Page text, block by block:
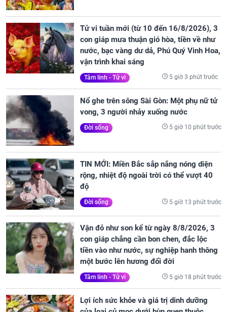
Tử vi tuần mới (từ 10 đến 16/8/2026), 3
con giáp mưa thuận gió hòa, tiền về như
nước, bạc vàng dư dả, Phú Quý Vinh Hoa,
vận trình khai sáng
Tâm linh - Tử vi 5 giờ 3 phút trước
Nổ ghe trên sông Sài Gòn: Một phụ nữ tử
vong, 3 người nhảy xuống nước
Đời sống 5 giờ 10 phút trước
TIN MỚI: Miền Bắc sắp nắng nóng diện
rộng, nhiệt độ ngoài trời có thể vượt 40
độ
Đời sống 5 giờ 13 phút trước
Vận đỏ như son kể từ ngày 8/8/2026, 3
con giáp chẳng cần bon chen, đắc lộc
tiền vào như nước, sự nghiệp hanh thông
một bước lên hương đổi đời
Tâm linh - Tử vi 5 giờ 18 phút trước
Lợi ích sức khỏe và giá trị dinh dưỡng